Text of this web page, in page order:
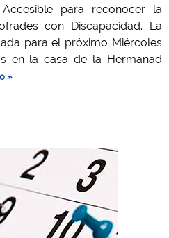
para reconocer la
con Discapacidad. La
para el próximo Miércoles
en la casa de la Hermanad
»